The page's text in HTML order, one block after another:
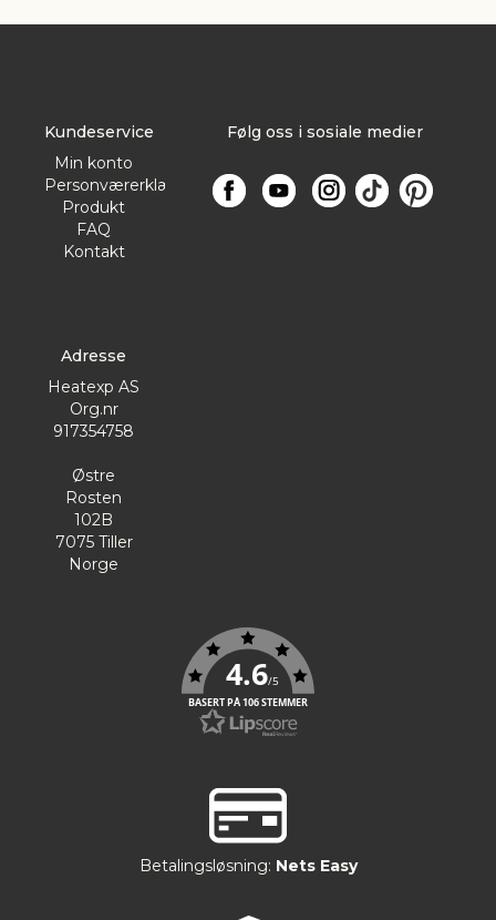
Kundeservice
Min konto
Personværerklæring
Produkt
FAQ
Kontakt
Følg oss i sosiale medier
Adresse
Heatexp AS
Org.nr
917354758
Østre
Rosten
102B
7075 Tiller
Norge
4.6/5
BASERT PÅ 106 STEMMER
Betalingsløsning: Nets Easy